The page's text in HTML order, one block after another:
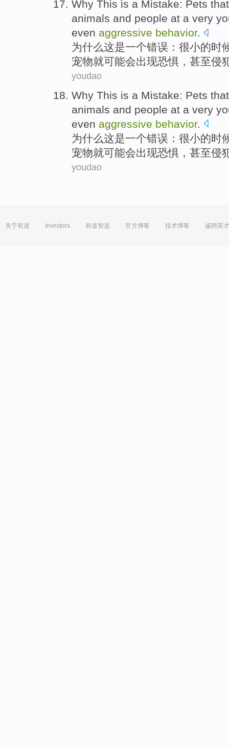
Why This is a Mistake: Pets
animals and people at a very
even aggressive behavior.
为什么这是一个错误 ： 很小的时
宠物就可能会出现恐惧 ， 甚至侵
youdao
Why This is a Mistake: Pets
animals and people at a very
even aggressive behavior.
为什么这是一个错误 ： 很小的时
宠物就可能会出现恐惧 ， 甚至侵
youdao
关于有道 Investors 有道智选 官方博客 技术博客 诚聘英才